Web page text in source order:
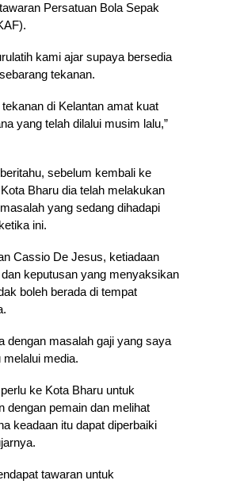
Persatuan Bola Sepak
kami ajar supaya bersedia
tekanan.
tekanan di Kelantan amat kuat
yang telah dilalui musim lalu,”
sebelum kembali ke
Bharu dia telah melakukan
yang sedang dihadapi
ini.
Cassio De Jesus, ketiadaan
keputusan yang menyaksikan
boleh berada di tempat
dengan masalah gaji yang saya
melalui media.
ke Kota Bharu untuk
dengan pemain dan melihat
keadaan itu dapat diperbaiki
tawaran untuk